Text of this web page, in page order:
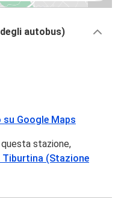
autobus)
Google Maps
stazione,
Tiburtina (Stazione